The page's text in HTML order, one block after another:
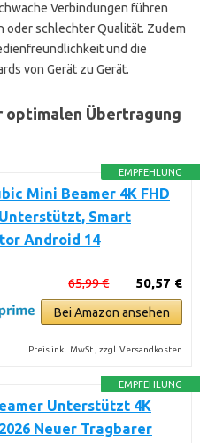
Verbindungen führen
oder schlechter Qualität. Zudem
und die
von Gerät zu Gerät.
optimalen Übertragung
EMPFEHLUNG
Mini Beamer 4K FHD
Unterstützt, Smart
Android 14
50,57 €
65,99 €
Bei Amazon ansehen
Preis inkl. MwSt., zzgl. Versandkosten
EMPFEHLUNG
Unterstützt 4K
Neuer Tragbarer